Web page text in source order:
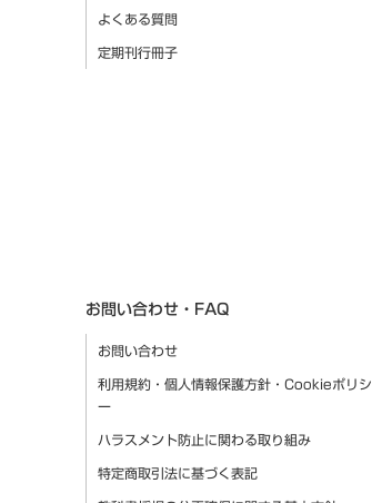
よくある質問
定期刊行冊子
お問い合わせ・FAQ
お問い合わせ
利用規約・個人情報保護方針・Cookieポリシ
ー
ハラスメント防止に関わる取り組み
特定商取引法に基づく表記